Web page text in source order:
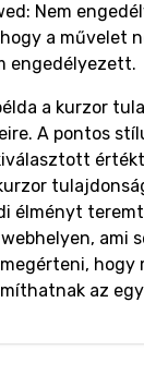
Nem
a művelet
engedélyezett.
a kurzor
A pontos
élményt
ami
hogy
az